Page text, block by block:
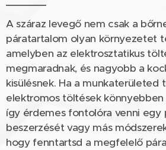
A száraz levegő nem csak a
páratartalom olyan környezetet
amelyben az elektrosztatikus
megmaradnak, és nagyobb a
kisülésnek. Ha a munkaterületed
elektromos töltések
így érdemes fontolóra venni egy
beszerzését vagy más
hogy fenntartsd a megfelelő